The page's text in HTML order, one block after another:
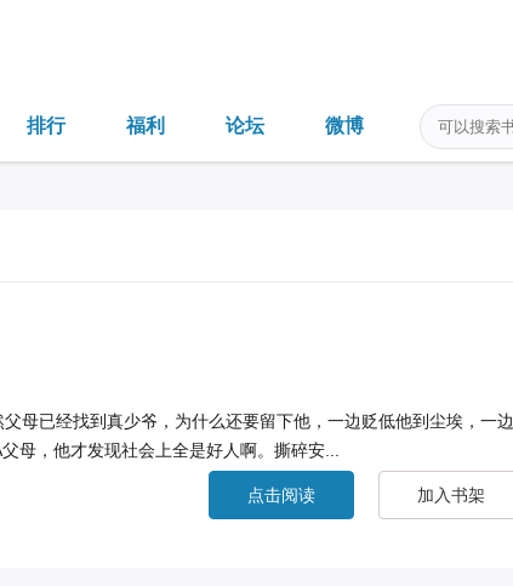
排行 福利 论坛 微博
已经找到真少爷，为什么还要留下他，一边贬低他到尘埃，一边
，他才发现社会上全是好人啊。撕碎安...
点击阅读 加入书架